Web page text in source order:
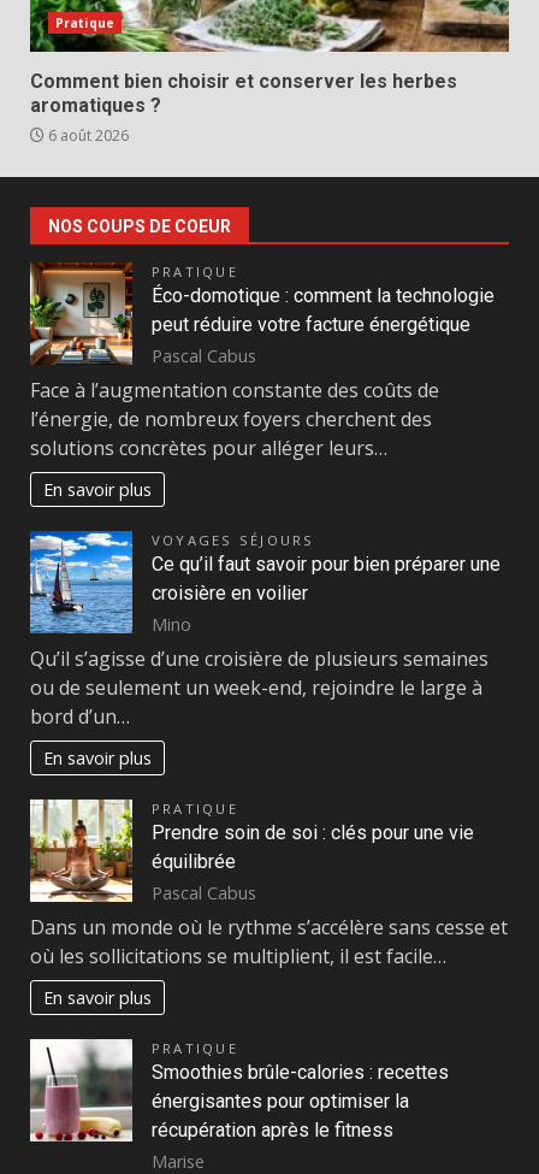
Pratique
Comment bien choisir et conserver les herbes
aromatiques ?
6 août 2026
NOS COUPS DE COEUR
PRATIQUE
Éco-domotique : comment la technologie
peut réduire votre facture énergétique
Pascal Cabus
Face à l’augmentation constante des coûts de
l’énergie, de nombreux foyers cherchent des
solutions concrètes pour alléger leurs…
En savoir plus
VOYAGES SÉJOURS
Ce qu’il faut savoir pour bien préparer une
croisière en voilier
Mino
Qu’il s’agisse d’une croisière de plusieurs semaines
ou de seulement un week-end, rejoindre le large à
bord d’un…
En savoir plus
PRATIQUE
Prendre soin de soi : clés pour une vie
équilibrée
Pascal Cabus
Dans un monde où le rythme s’accélère sans cesse et
où les sollicitations se multiplient, il est facile…
En savoir plus
PRATIQUE
Smoothies brûle-calories : recettes
énergisantes pour optimiser la
récupération après le fitness
Marise